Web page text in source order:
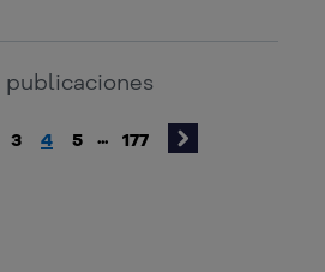
publicaciones
3 4 5 ... 177